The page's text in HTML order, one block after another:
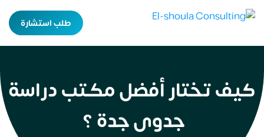
طلب استشارة
كيف تختار أفضل مكتب دراسة
جدوى جدة ؟